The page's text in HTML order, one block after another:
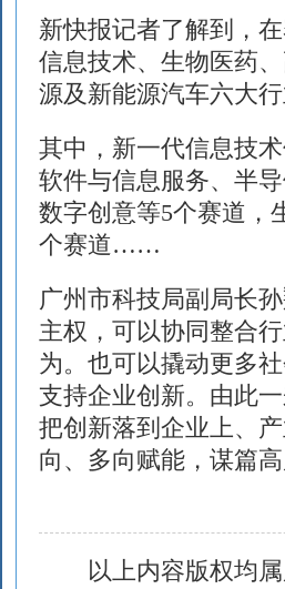
新快报记者了解到，
信息技术、生物医药
源及新能源汽车六大
其中，新一代信息技
软件与信息服务、半
数字创意等5个赛道，
个赛道……
广州市科技局副局长
主权，可以协同整合
为。也可以撬动更多
支持企业创新。由此
把创新落到企业上、
向、多向赋能，谋篇
以上内容版权均属